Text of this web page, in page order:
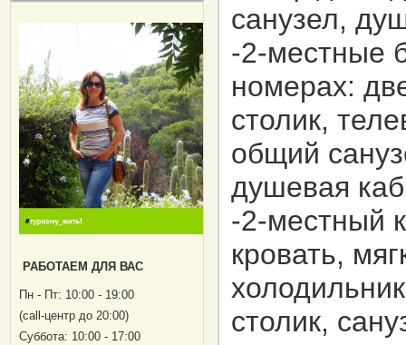
РАБОТАЕМ ДЛЯ ВАС
Пн - Пт: 10:00 - 19:00
(саll-центр до 20:00)
Суббота: 10:00 - 17:00
санузел,
-2-местные
номерах:
столик,
общий
душевая
-2-местный
кровать,
столик,